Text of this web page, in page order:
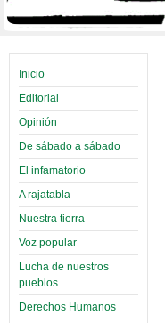
Inicio
Editorial
Opinión
De sábado a sábado
El infamatorio
A rajatabla
Nuestra tierra
Voz popular
Lucha de nuestros
pueblos
Derechos Humanos